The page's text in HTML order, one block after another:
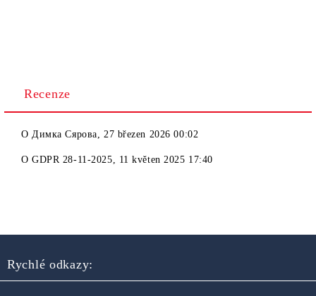
Recenze
OДимка Сярова, 27 březen 2026 00:02
OGDPR 28-11-2025, 11 květen 2025 17:40
Rychlé odkazy: